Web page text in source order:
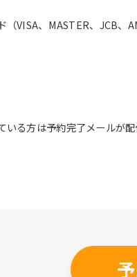
VISA、MASTER、JCB、
いる方は予約完了メール